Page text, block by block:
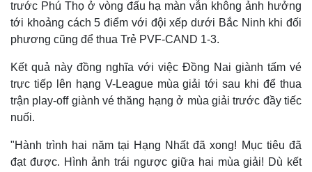
n
n
g
m
i
t
u
trước Phú Thọ ở vòng đấu hạ màn vẫn không ảnh hưởng
tới khoảng cách 5 điểm với đội xếp dưới Bắc Ninh khi đối
phương cũng để thua Trẻ PVF-CAND 1-3.
Kết quả này đồng nghĩa với việc Đồng Nai giành tấm vé
trực tiếp lên hạng V-League mùa giải tới sau khi để thua
trận play-off giành vé thăng hạng ở mùa giải trước đầy tiếc
nuối.
"Hành trình hai năm tại Hạng Nhất đã xong! Mục tiêu đã
đạt được. Hình ảnh trái ngược giữa hai mùa giải! Dù kết